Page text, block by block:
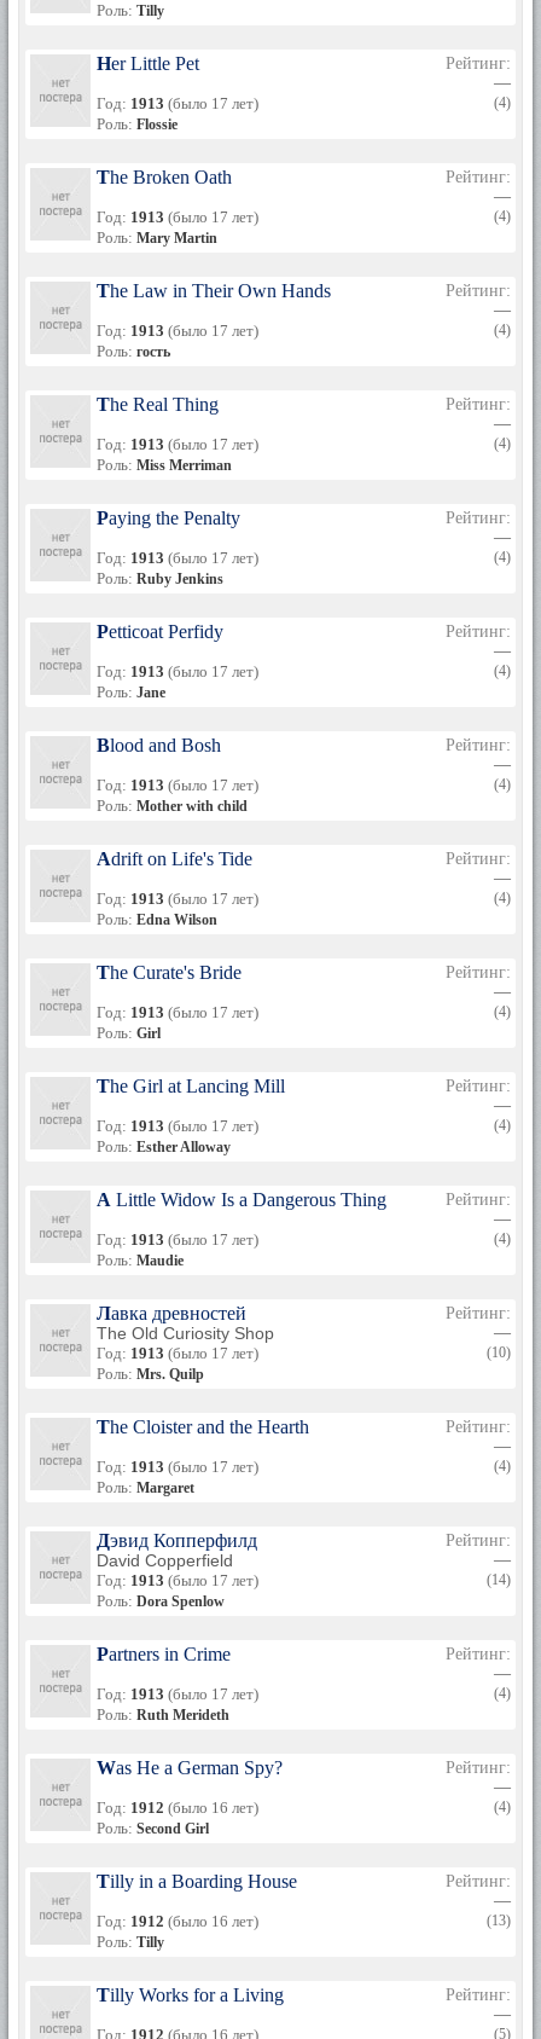
Роль: Tilly
Her Little Pet
Год: 1913 (было 17 лет)
Роль: Flossie
Рейтинг:
—
(4)
The Broken Oath
Год: 1913 (было 17 лет)
Роль: Mary Martin
Рейтинг:
—
(4)
The Law in Their Own Hands
Год: 1913 (было 17 лет)
Роль: гость
Рейтинг:
—
(4)
The Real Thing
Год: 1913 (было 17 лет)
Роль: Miss Merriman
Рейтинг:
—
(4)
Paying the Penalty
Год: 1913 (было 17 лет)
Роль: Ruby Jenkins
Рейтинг:
—
(4)
Petticoat Perfidy
Год: 1913 (было 17 лет)
Роль: Jane
Рейтинг:
—
(4)
Blood and Bosh
Год: 1913 (было 17 лет)
Роль: Mother with child
Рейтинг:
—
(4)
Adrift on Life's Tide
Год: 1913 (было 17 лет)
Роль: Edna Wilson
Рейтинг:
—
(4)
The Curate's Bride
Год: 1913 (было 17 лет)
Роль: Girl
Рейтинг:
—
(4)
The Girl at Lancing Mill
Год: 1913 (было 17 лет)
Роль: Esther Alloway
Рейтинг:
—
(4)
A Little Widow Is a Dangerous Thing
Год: 1913 (было 17 лет)
Роль: Maudie
Рейтинг:
—
(4)
Лавка древностей
The Old Curiosity Shop
Год: 1913 (было 17 лет)
Роль: Mrs. Quilp
Рейтинг:
—
(10)
The Cloister and the Hearth
Год: 1913 (было 17 лет)
Роль: Margaret
Рейтинг:
—
(4)
Дэвид Копперфилд
David Copperfield
Год: 1913 (было 17 лет)
Роль: Dora Spenlow
Рейтинг:
—
(14)
Partners in Crime
Год: 1913 (было 17 лет)
Роль: Ruth Merideth
Рейтинг:
—
(4)
Was He a German Spy?
Год: 1912 (было 16 лет)
Роль: Second Girl
Рейтинг:
—
(4)
Tilly in a Boarding House
Год: 1912 (было 16 лет)
Роль: Tilly
Рейтинг:
—
(13)
Tilly Works for a Living
Год: 1912 (было 16 лет)
Рейтинг:
—
(5)